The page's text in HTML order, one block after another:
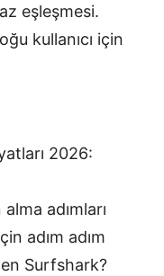
eşleşmesi.
kullanıcı için
2026:
adımları
adım adım
Surfshark?